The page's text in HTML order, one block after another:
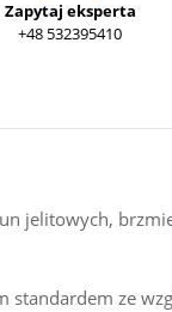
Zapytaj eksperta
+48 532395410
jelitowych,
ze